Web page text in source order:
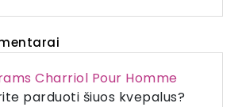
Charriol Pour Homme
parduoti šiuos kvepalus?